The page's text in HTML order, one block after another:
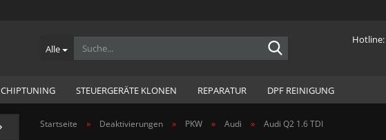
Sprache auswählen
Lieferland
Alle
Hotline:
CHIPTUNING STEUERGERÄTE KLONEN REPARATUR DPF REINIGUNG
Startseite » Deaktivierungen » PKW » Audi » Audi Q2 1.6 TDI